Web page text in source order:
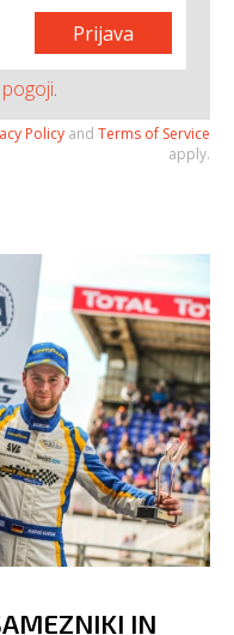
Prijava
.
Policy and Terms of Service
apply.
IN